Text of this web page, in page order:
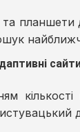
планшети